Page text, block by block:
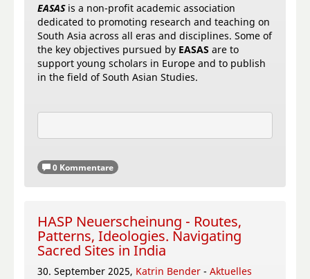
EASASis a non-profit academic association
dedicated to promoting research and teaching on
South Asia across all eras and disciplines. Some of
the key objectives pursued by EASAS are to
support young scholars in Europe and to publish
in the field of South Asian Studies.
0 Kommentare
HASP Neuerscheinung - Routes,
Patterns, Ideologies. Navigating
Sacred Sites in India
30. September 2025, Katrin Bender - Aktuelles